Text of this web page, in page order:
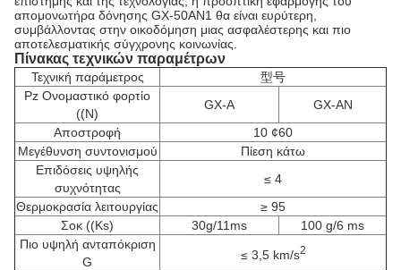
απομονωτήρα δόνησης GX-50AN1 θα είναι ευρύτερη,
συμβάλλοντας στην οικοδόμηση μιας ασφαλέστερης και πιο
αποτελεσματικής σύγχρονης κοινωνίας.
Πίνακας τεχνικών παραμέτρων
Τεχνική παράμετρος
型号
Pz Ονομαστικό φορτίο
((N)
GX-A
GX-AN
Αποστροφή
10 ¢60
Μεγέθυνση συντονισμού
Πίεση κάτω
Επιδόσεις υψηλής
συχνότητας
≤ 4
Θερμοκρασία λειτουργίας
≥ 95
Σοκ ((Ks)
30g/11ms
100 g/6 ms
Πιο υψηλή ανταπόκριση
G
≤ 3,5 km/s2